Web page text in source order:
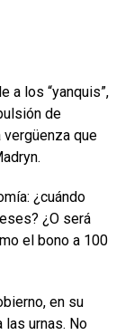
a los “yanquis”,
de
que
¿cuándo
¿O será
el bono a 100
en su
las urnas. No